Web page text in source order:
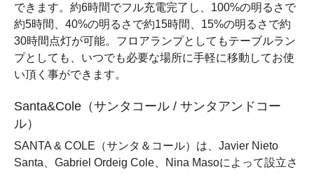
できます。約6時間でフル充電完了し、100%の明るさで
約5時間、40%の明るさで約15時間、15%の明るさで約
30時間点灯が可能。フロアランプとしてもテーブルラン
プとしても、いつでも必要な場所に手軽に移動してお使
い頂く事ができます。
Santa&Cole（サンタコール / サンタアンドコー
ル）
SANTA & COLE（サンタ＆コール）は、Javier Nieto
Santa、Gabriel Ordeig Cole、Nina Masoによって設立さ